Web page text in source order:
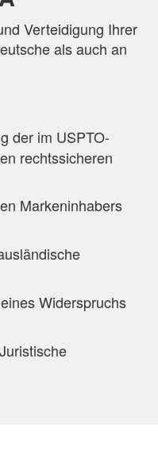
Verteidigung Ihrer
als auch an
der im USPTO-
rechtssicheren
Markeninhabers
Widerspruchs